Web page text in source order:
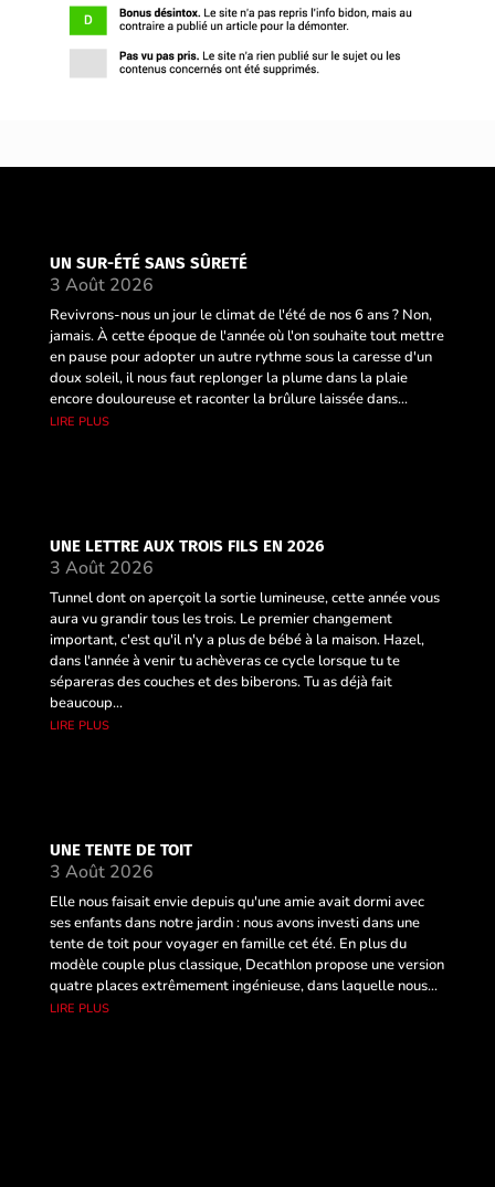
UN SUR-ÉTÉ SANS SÛRETÉ
3 Août 2026
Revivrons-nous un jour le climat de l'été de nos 6 ans ? Non,
jamais. À cette époque de l'année où l'on souhaite tout mettre
en pause pour adopter un autre rythme sous la caresse d'un
doux soleil, il nous faut replonger la plume dans la plaie
encore douloureuse et raconter la brûlure laissée dans...
lire plus
UNE LETTRE AUX TROIS FILS EN 2026
3 Août 2026
Tunnel dont on aperçoit la sortie lumineuse, cette année vous
aura vu grandir tous les trois. Le premier changement
important, c'est qu'il n'y a plus de bébé à la maison. Hazel,
dans l'année à venir tu achèveras ce cycle lorsque tu te
sépareras des couches et des biberons. Tu as déjà fait
beaucoup...
lire plus
UNE TENTE DE TOIT
3 Août 2026
Elle nous faisait envie depuis qu'une amie avait dormi avec
ses enfants dans notre jardin : nous avons investi dans une
tente de toit pour voyager en famille cet été. En plus du
modèle couple plus classique, Decathlon propose une version
quatre places extrêmement ingénieuse, dans laquelle nous...
lire plus